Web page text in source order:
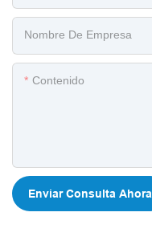
Nombre De Empresa
Contenido
Enviar Consulta Ahora